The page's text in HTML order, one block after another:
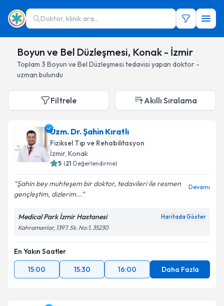
Doktor, klinik ara...
Boyun ve Bel Düzleşmesi, Konak - İzmir
Toplam 3 Boyun ve Bel Düzleşmesi tedavisi yapan doktor -
uzman bulundu
Filtrele Akıllı Sıralama
Uzm. Dr. Şahin Kıratlı
Fiziksel Tıp ve Rehabilitasyon
İzmir, Konak
5 (21 Değerlendirme)
Şahin bey muhteşem bir doktor, tedavileri ile resmen
gençleştim, dizlerim...
Devamı
Medical Park İzmir Hastanesi Haritada Göster
Kahramanlar, 1397. Sk. No:1, 35230
En Yakın Saatler
15:00
15:30 16:00 Daha Fazla